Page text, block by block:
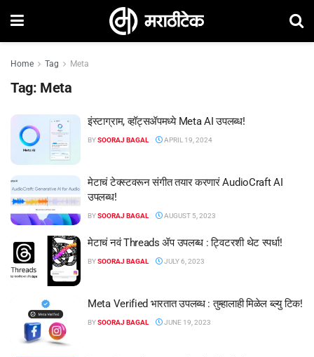
Home Tag Meta
Tag: Meta
इंस्टाग्राम, व्हॉट्सॲपमध्ये Meta AI उपलब्ध!
BYSOORAJ BAGAL APRIL 19, 2024
मेटाचं टेक्स्टवरून संगीत तयार करणारं AudioCraft AI
उपलब्ध!
BYSOORAJ BAGAL AUGUST 5, 2023
मेटाचं नवं Threads ॲप उपलब्ध : ट्विटरशी थेट स्पर्धा!
BYSOORAJ BAGAL JULY 6, 2023
Meta Verified भारतात उपलब्ध : तुम्हालाही मिळेल ब्ल्यु टिक!
BYSOORAJ BAGAL JUNE 19, 2023